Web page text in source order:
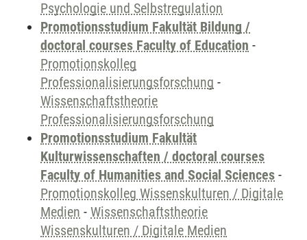
Psychologie und Selbstregulation
Promotionsstudium Fakultät Bildung /
doctoral courses Faculty of Education -
Promotionskolleg
Professionalisierungsforschung -
Wissenschaftstheorie
Professionalisierungsforschung
Promotionsstudium Fakultät
Kulturwissenschaften / doctoral courses
Faculty of Humanities and Social Sciences -
Promotionskolleg Wissenskulturen / Digitale
Medien - Wissenschaftstheorie
Wissenskulturen / Digitale Medien